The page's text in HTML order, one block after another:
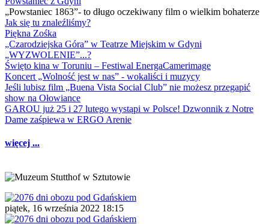
„Powstaniec 1863”- to długo oczekiwany film o wielkim bohaterze
Jak się tu znaleźliśmy?
Piękna Zośka
„Czarodziejska Góra” w Teatrze Miejskim w Gdyni
„WYZWOLENIE”...?
Święto kina w Toruniu – Festiwal EnergaCamerimage
Koncert „Wolność jest w nas” - wokaliści i muzycy
Jeśli lubisz film „Buena Vista Social Club” nie możesz przegapić
show na Ołowiance
GAROU już 25 i 27 lutego wystąpi w Polsce! Dzwonnik z Notre
Dame zaśpiewa w ERGO Arenie
więcej ...
piątek, 16 września 2022 18:15